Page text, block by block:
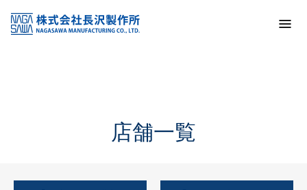
KSS加盟店・取扱店情報
店舗一覧
店舗一覧